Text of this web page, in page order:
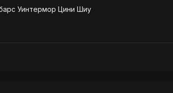
Уинтермор Цини Шиу